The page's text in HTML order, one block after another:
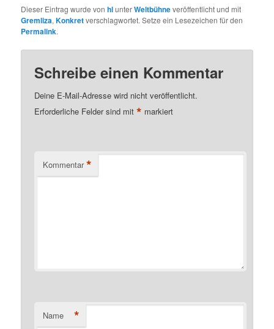
Dieser Eintrag wurde vonhlunterWeltbühneveröffentlicht und mit
Gremliza,Konkretverschlagwortet. Setze ein Lesezeichen für den
Permalink.
Schreibe einen Kommentar
Deine E-Mail-Adresse wird nicht veröffentlicht.
Erforderliche Felder sind mit* markiert
Kommentar *
Name *